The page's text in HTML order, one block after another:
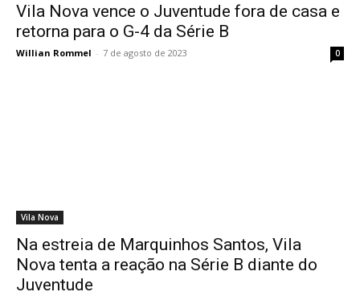
Vila Nova vence o Juventude fora de casa e
retorna para o G-4 da Série B
Willian Rommel - 7 de agosto de 2023 0
Vila Nova
Na estreia de Marquinhos Santos, Vila
Nova tenta a reação na Série B diante do
Juventude